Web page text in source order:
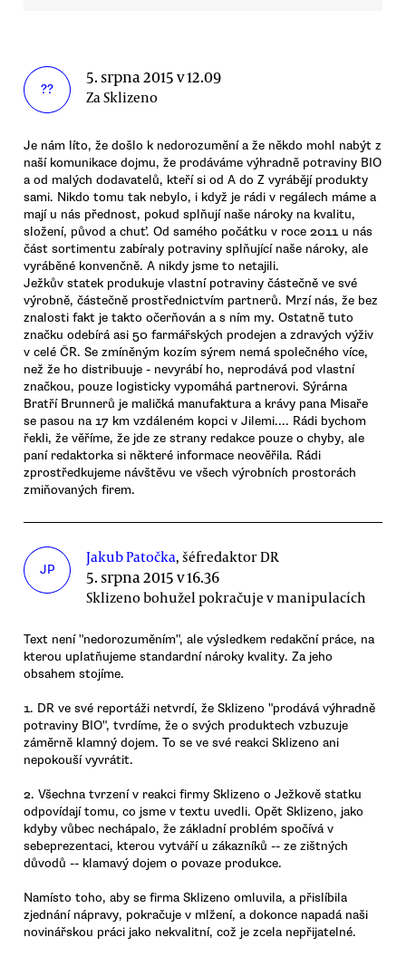
??
5. srpna 2015 v 12.09
Za Sklizeno
Je nám líto, že došlo k nedorozumění a že někdo mohl nabýt z
naší komunikace dojmu, že prodáváme výhradně potraviny BIO
a od malých dodavatelů, kteří si od A do Z vyrábějí produkty
sami. Nikdo tomu tak nebylo, i když je rádi v regálech máme a
mají u nás přednost, pokud splňují naše nároky na kvalitu,
složení, původ a chuť. Od samého počátku v roce 2011 u nás
část sortimentu zabíraly potraviny splňující naše nároky, ale
vyráběné konvenčně. A nikdy jsme to netajili.
Ježkův statek produkuje vlastní potraviny částečně ve své
výrobně, částečně prostřednictvím partnerů. Mrzí nás, že bez
znalosti fakt je takto očerňován a s ním my. Ostatně tuto
značku odebírá asi 50 farmářských prodejen a zdravých výživ
v celé ČR. Se zmíněným kozím sýrem nemá společného více,
než že ho distribuuje - nevyrábí ho, neprodává pod vlastní
značkou, pouze logisticky vypomáhá partnerovi. Sýrárna
Bratří Brunnerů je maličká manufaktura a krávy pana Misaře
se pasou na 17 km vzdáleném kopci v Jilemi.... Rádi bychom
řekli, že věříme, že jde ze strany redakce pouze o chyby, ale
paní redaktorka si některé informace neověřila. Rádi
zprostředkujeme návštěvu ve všech výrobních prostorách
zmiňovaných firem.
JP
Jakub Patočka, šéfredaktor DR
5. srpna 2015 v 16.36
Sklizeno bohužel pokračuje v manipulacích
Text není "nedorozuměním", ale výsledkem redakční práce, na
kterou uplatňujeme standardní nároky kvality. Za jeho
obsahem stojíme.
1. DR ve své reportáži netvrdí, že Sklizeno "prodává výhradně
potraviny BIO", tvrdíme, že o svých produktech vzbuzuje
záměrně klamný dojem. To se ve své reakci Sklizeno ani
nepokouší vyvrátit.
2. Všechna tvrzení v reakci firmy Sklizeno o Ježkově statku
odpovídají tomu, co jsme v textu uvedli. Opět Sklizeno, jako
kdyby vůbec nechápalo, že základní problém spočívá v
sebeprezentaci, kterou vytváří u zákazníků -- ze zištných
důvodů -- klamavý dojem o povaze produkce.
Namísto toho, aby se firma Sklizeno omluvila, a přislíbila
zjednání nápravy, pokračuje v mlžení, a dokonce napadá naši
novinářskou práci jako nekvalitní, což je zcela nepřijatelné.